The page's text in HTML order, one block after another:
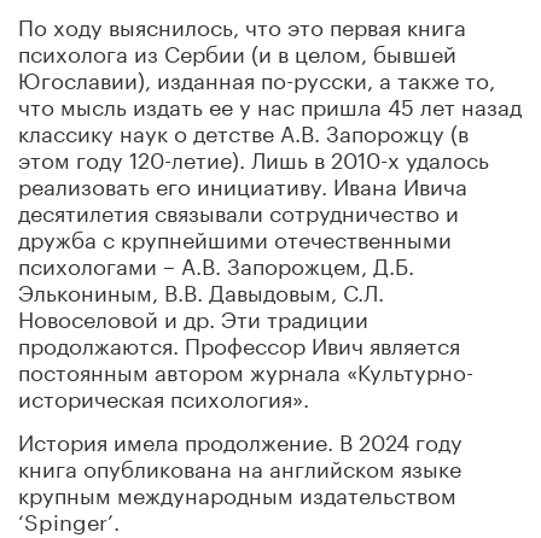
По ходу выяснилось, что это первая книга
психолога из Сербии (и в целом, бывшей
Югославии), изданная по-русски, а также то,
что мысль издать ее у нас пришла 45 лет назад
классику наук о детстве А.В. Запорожцу (в
этом году 120-летие). Лишь в 2010-х удалось
реализовать его инициативу. Ивана Ивича
десятилетия связывали сотрудничество и
дружба с крупнейшими отечественными
психологами – А.В. Запорожцем, Д.Б.
Элькониным, В.В. Давыдовым, С.Л.
Новоселовой и др. Эти традиции
продолжаются. Профессор Ивич является
постоянным автором журнала «Культурно-
историческая психология».
История имела продолжение. В 2024 году
книга опубликована на английском языке
крупным международным издательством
‘Spinger’.